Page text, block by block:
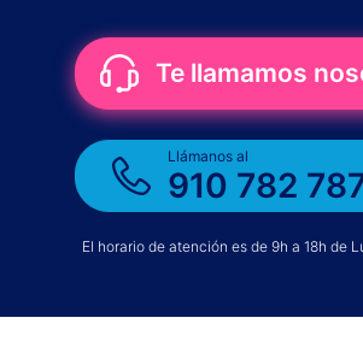
Te llamamos
Llámanos al
910 782
El horario de atención es de 9h a 18h de